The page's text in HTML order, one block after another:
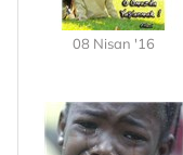
08 Nisan '16